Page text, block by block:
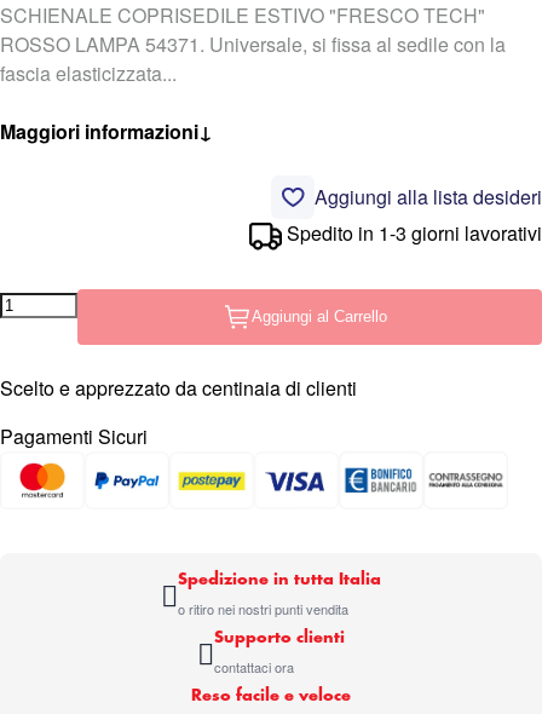
SCHIENALE COPRISEDILE ESTIVO "FRESCO TECH"
ROSSO LAMPA 54371. Universale, si fissa al sedile con la
fascia elasticizzata...
Maggiori informazioni↓
Aggiungi alla lista desideri
Spedito in 1-3 giorni lavorativi
Aggiungi al Carrello
Scelto e apprezzato da centinaia di clienti
Pagamenti Sicuri
Spedizione in tutta Italia
o ritiro nei nostri punti vendita
Supporto clienti
contattaci ora
Reso facile e veloce